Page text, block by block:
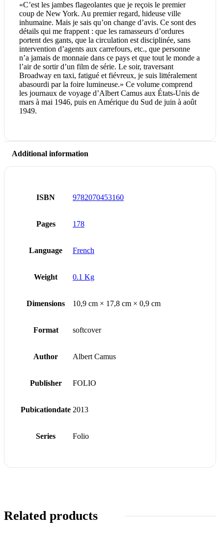
«C’est les jambes flageolantes que je reçois le premier
coup de New York. Au premier regard, hideuse ville
inhumaine. Mais je sais qu’on change d’avis. Ce sont des
détails qui me frappent : que les ramasseurs d’ordures
portent des gants, que la circulation est disciplinée, sans
intervention d’agents aux carrefours, etc., que personne
n’a jamais de monnaie dans ce pays et que tout le monde a
l’air de sortir d’un film de série. Le soir, traversant
Broadway en taxi, fatigué et fiévreux, je suis littéralement
abasourdi par la foire lumineuse.» Ce volume comprend
les journaux de voyage d’Albert Camus aux États-Unis de
mars à mai 1946, puis en Amérique du Sud de juin à août
1949.
Additional information
ISBN 9782070453160
Pages 178
Language French
Weight 0.1 Kg
Dimensions 10,9 cm × 17,8 cm × 0,9 cm
Format softcover
Author Albert Camus
Publisher FOLIO
Pubicationdate 2013
Series Folio
Related products